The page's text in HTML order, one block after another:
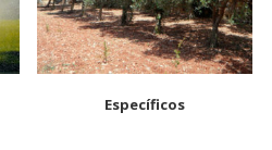
Específicos